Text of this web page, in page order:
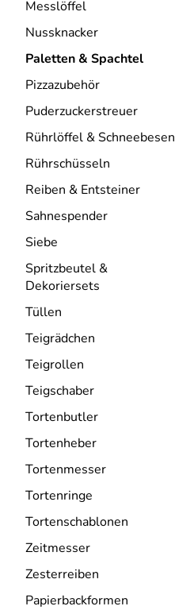
Messlöffel
Nussknacker
Paletten & Spachtel
Pizzazubehör
Puderzuckerstreuer
Rührlöffel & Schneebesen
Rührschüsseln
Reiben & Entsteiner
Sahnespender
Siebe
Spritzbeutel &
Dekoriersets
Tüllen
Teigrädchen
Teigrollen
Teigschaber
Tortenbutler
Tortenheber
Tortenmesser
Tortenringe
Tortenschablonen
Zeitmesser
Zesterreiben
Papierbackformen